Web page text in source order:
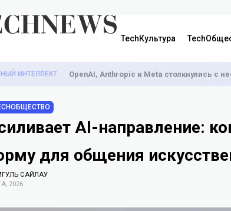
TechКультура
ИНТЕЛЛЕКТ OpenAI, Anthropic и Meta столкнулись с
AI-направление:
для общения
САЙЛАУ
2026